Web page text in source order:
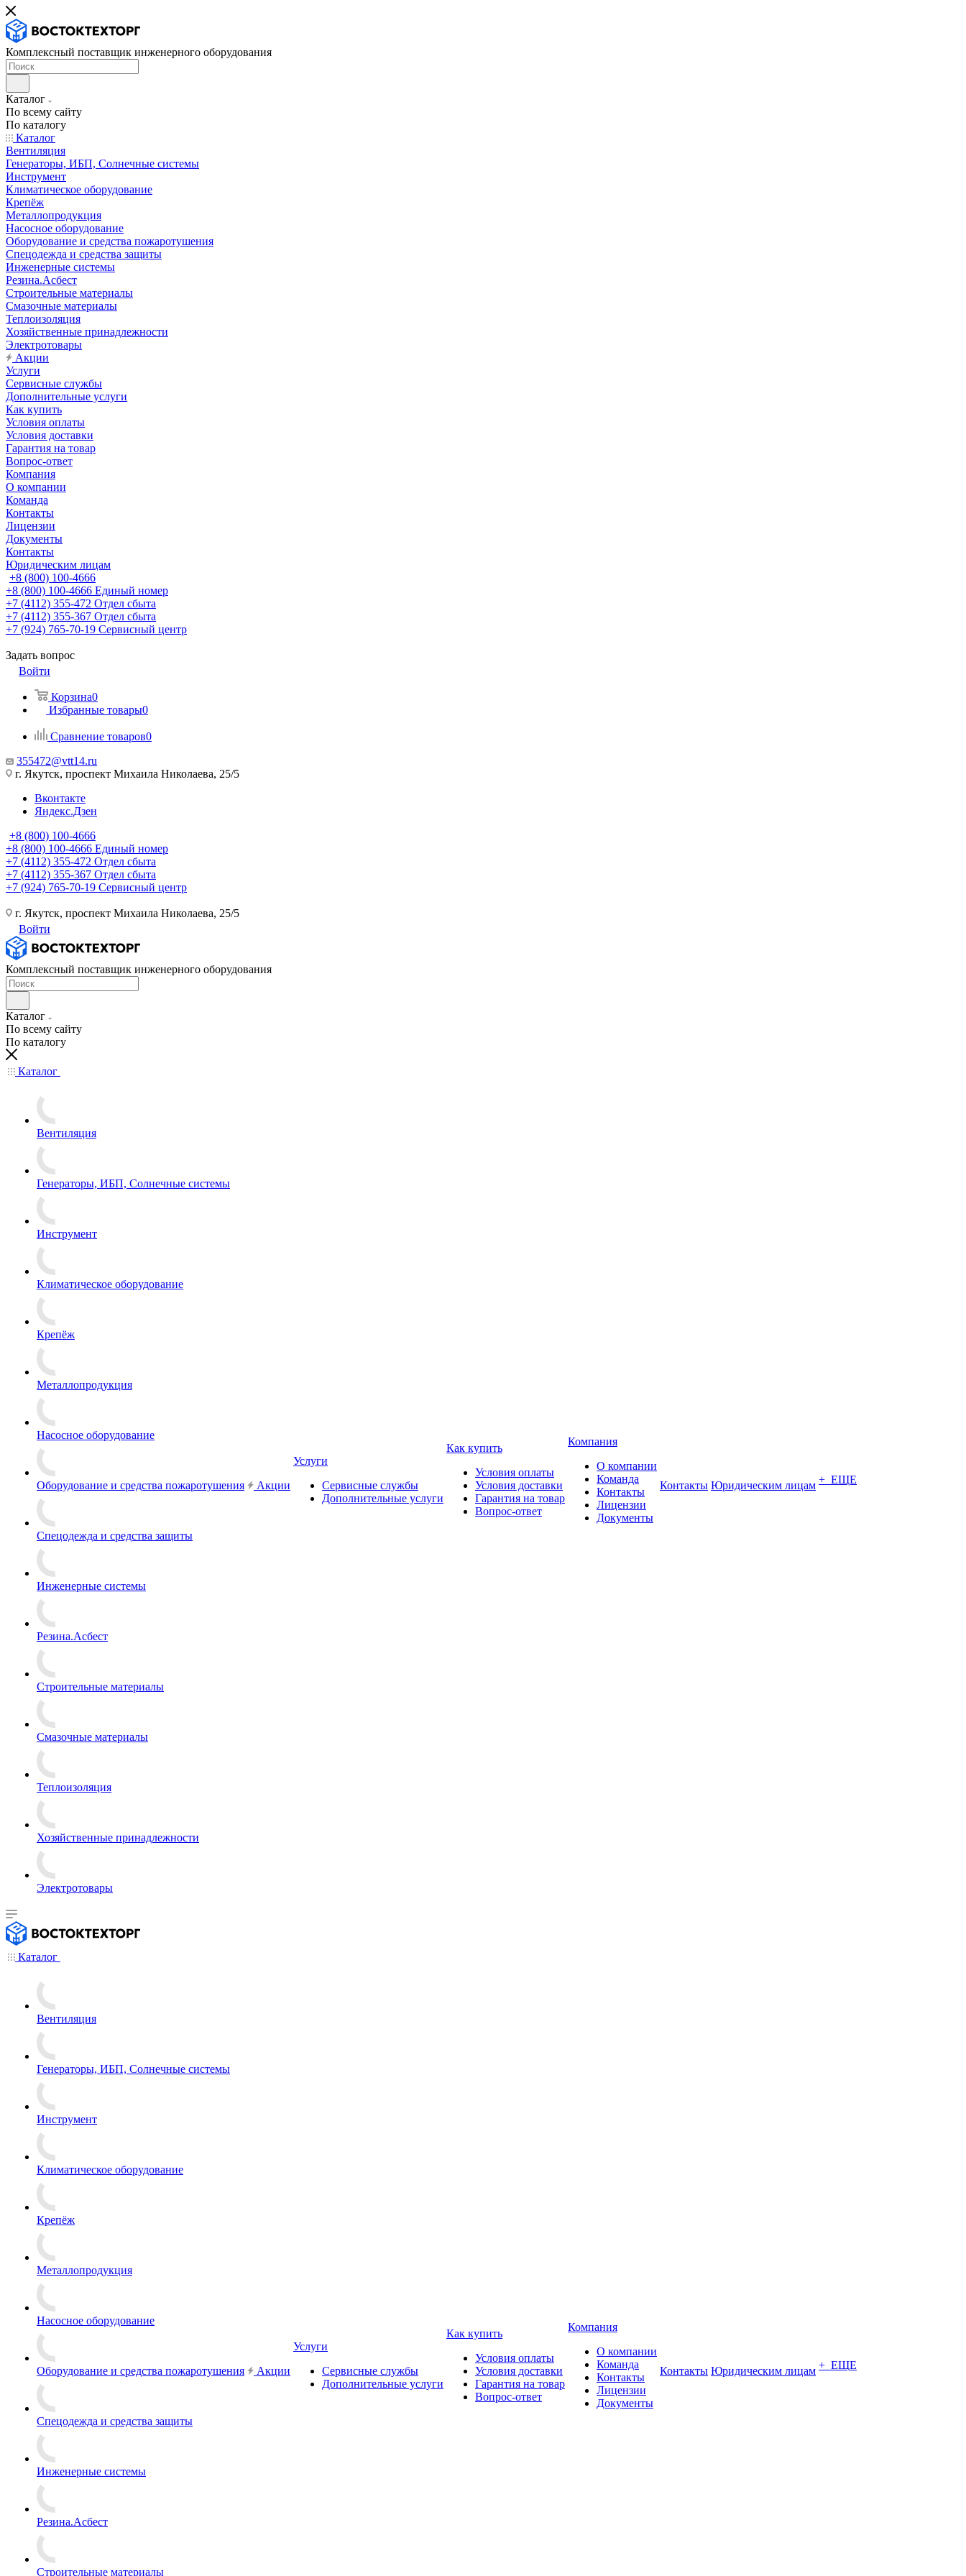
Комплексный поставщик инженерного оборудования
Каталог
По всему сайту
По каталогу
Каталог
Вентиляция
Генераторы, ИБП, Солнечные системы
Инструмент
Климатическое оборудование
Крепёж
Металлопродукция
Насосное оборудование
Оборудование и средства пожаротушения
Спецодежда и средства защиты
Инженерные системы
Резина.Асбест
Строительные материалы
Смазочные материалы
Теплоизоляция
Хозяйственные принадлежности
Электротовары
Акции
Услуги
Сервисные службы
Дополнительные услуги
Как купить
Условия оплаты
Условия доставки
Гарантия на товар
Вопрос-ответ
Компания
О компании
Команда
Контакты
Лицензии
Документы
Контакты
Юридическим лицам
+8 (800) 100-4666
+8 (800) 100-4666 Единый номер
+7 (4112) 355-472 Отдел сбыта
+7 (4112) 355-367 Отдел сбыта
+7 (924) 765-70-19 Сервисный центр
Задать вопрос
Войти
Корзина0
Избранные товары0
Сравнение товаров0
355472@vtt14.ru
г. Якутск, проспект Михаила Николаева, 25/5
Вконтакте
Яндекс.Дзен
+8 (800) 100-4666
+8 (800) 100-4666 Единый номер
+7 (4112) 355-472 Отдел сбыта
+7 (4112) 355-367 Отдел сбыта
+7 (924) 765-70-19 Сервисный центр
г. Якутск, проспект Михаила Николаева, 25/5
Войти
Комплексный поставщик инженерного оборудования
Каталог
По всему сайту
По каталогу
Каталог
Вентиляция
Генераторы, ИБП, Солнечные системы
Инструмент
Климатическое оборудование
Крепёж
Металлопродукция
Насосное оборудование
Оборудование и средства пожаротушения
Спецодежда и средства защиты
Инженерные системы
Резина.Асбест
Строительные материалы
Смазочные материалы
Теплоизоляция
Хозяйственные принадлежности
Электротовары
Акции
Услуги
Сервисные службы
Дополнительные услуги
Как купить
Условия оплаты
Условия доставки
Гарантия на товар
Вопрос-ответ
Компания
О компании
Команда
Контакты
Лицензии
Документы
Контакты Юридическим лицам + ЕЩЕ
Каталог
Вентиляция
Генераторы, ИБП, Солнечные системы
Инструмент
Климатическое оборудование
Крепёж
Металлопродукция
Насосное оборудование
Оборудование и средства пожаротушения
Спецодежда и средства защиты
Инженерные системы
Резина.Асбест
Строительные материалы
Акции
Услуги
Сервисные службы
Дополнительные услуги
Как купить
Условия оплаты
Условия доставки
Гарантия на товар
Вопрос-ответ
Компания
О компании
Команда
Контакты
Лицензии
Документы
Контакты Юридическим лицам + ЕЩЕ